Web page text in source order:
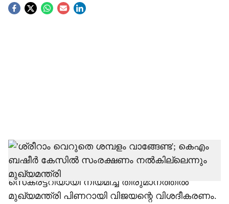
S
h
a
r
സസ്‌പെന്‍ഷനിലായിരുന്ന ശ്രീറാം
വെങ്കിട്ടരാമനെ ആരോഗ്യവകുപ്പില്‍ ജോയിന്റെ
സെക്രട്ടറിയായി നിയമിച്ച തീരുമാനത്തില്‍
മുഖ്യമന്ത്രി പിണറായി വിജയന്റെ വിശദീകരണം.